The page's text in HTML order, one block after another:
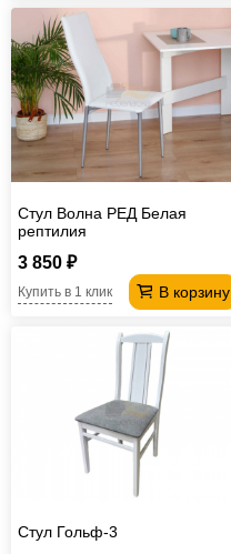
Стул Волна РЕД Белая
рептилия
3 850 ₽
В корзину
Купить в 1 клик
Стул Гольф-3